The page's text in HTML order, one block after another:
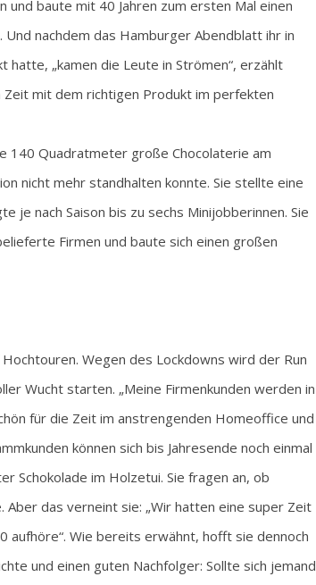
baute mit 40 Jahren zum ersten Mal einen
nachdem das Hamburger Abendblatt ihr in
hatte, „kamen die Leute in Strömen“, erzählt
Zeit mit dem richtigen Produkt im perfekten
140 Quadratmeter große Chocolaterie am
nicht mehr standhalten konnte. Sie stellte eine
nach Saison bis zu sechs Minijobberinnen. Sie
Firmen und baute sich einen großen
Wegen des Lockdowns wird der Run
Wucht starten. „Meine Firmenkunden werden in
für die Zeit im anstrengenden Homeoffice und
können sich bis Jahresende noch einmal
Schokolade im Holzetui. Sie fragen an, ob
Aber das verneint sie: „Wir hatten eine super Zeit
aufhöre“. Wie bereits erwähnt, hofft sie dennoch
und einen guten Nachfolger: Sollte sich jemand